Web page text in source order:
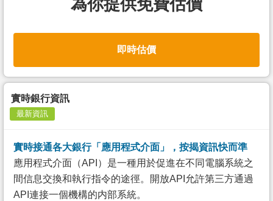
為你提供免費估價
即時估價
實時銀行資訊
最新資訊
實時接通各大銀行「應用程式介面」，按揭資訊快而準
應用程式介面（API）是一種用於促進在不同電腦系統之
間信息交換和執行指令的途徑。開放API允許第三方通過
API連接一個機構的内部系統。